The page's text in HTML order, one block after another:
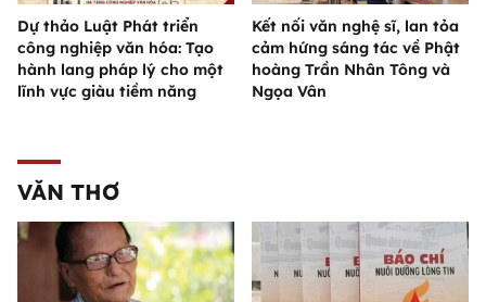
Dự thảo Luật Phát triển
công nghiệp văn hóa: Tạo
hành lang pháp lý cho một
lĩnh vực giàu tiềm năng
Kết nối văn nghệ sĩ, lan tỏa
cảm hứng sáng tác về Phật
hoàng Trần Nhân Tông và
Ngọa Vân
VĂN THƠ